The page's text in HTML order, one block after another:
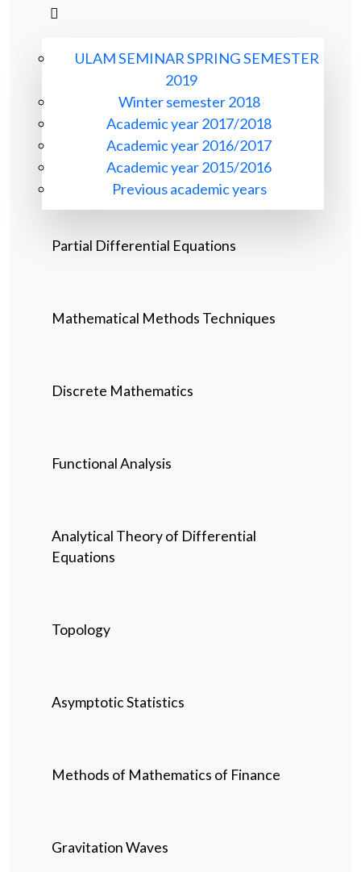
ULAM SEMINAR SPRING SEMESTER
2019
Winter semester 2018
Academic year 2017/2018
Academic year 2016/2017
Academic year 2015/2016
Previous academic years
Partial Differential Equations
Mathematical Methods Techniques
Discrete Mathematics
Functional Analysis
Analytical Theory of Differential
Equations
Topology
Asymptotic Statistics
Methods of Mathematics of Finance
Gravitation Waves